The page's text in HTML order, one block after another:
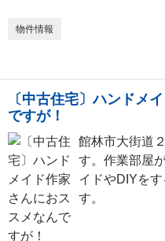
物件情報
〔中古住宅〕ハンドメ
ですが！
館林市大街道
す。作業部屋
イドやDIYを
す。